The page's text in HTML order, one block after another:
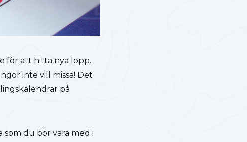
för att hitta nya lopp.
inte vill missa! Det
på
du bör vara med i